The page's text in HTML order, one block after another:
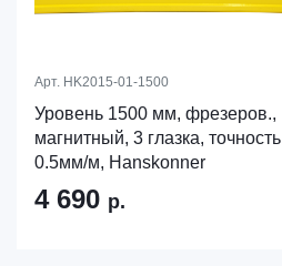
Арт. HK2015-01-1500
Уровень 1500 мм, фрезеров.,
магнитный, 3 глазка, точность
0.5мм/м, Hanskonner
4 690 р.